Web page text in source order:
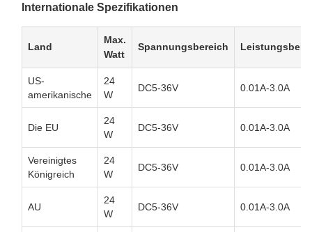
Internationale Spezifikationen
Land
Max.
Watt
Spannungsbereich
US-
amerikanische
24
W
DC5-36V 0.01A-3.0A
Die EU
24
W
DC5-36V 0.01A-3.0A
Vereinigtes
Königreich
24
W
DC5-36V 0.01A-3.0A
AU
24
W
DC5-36V 0.01A-3.0A